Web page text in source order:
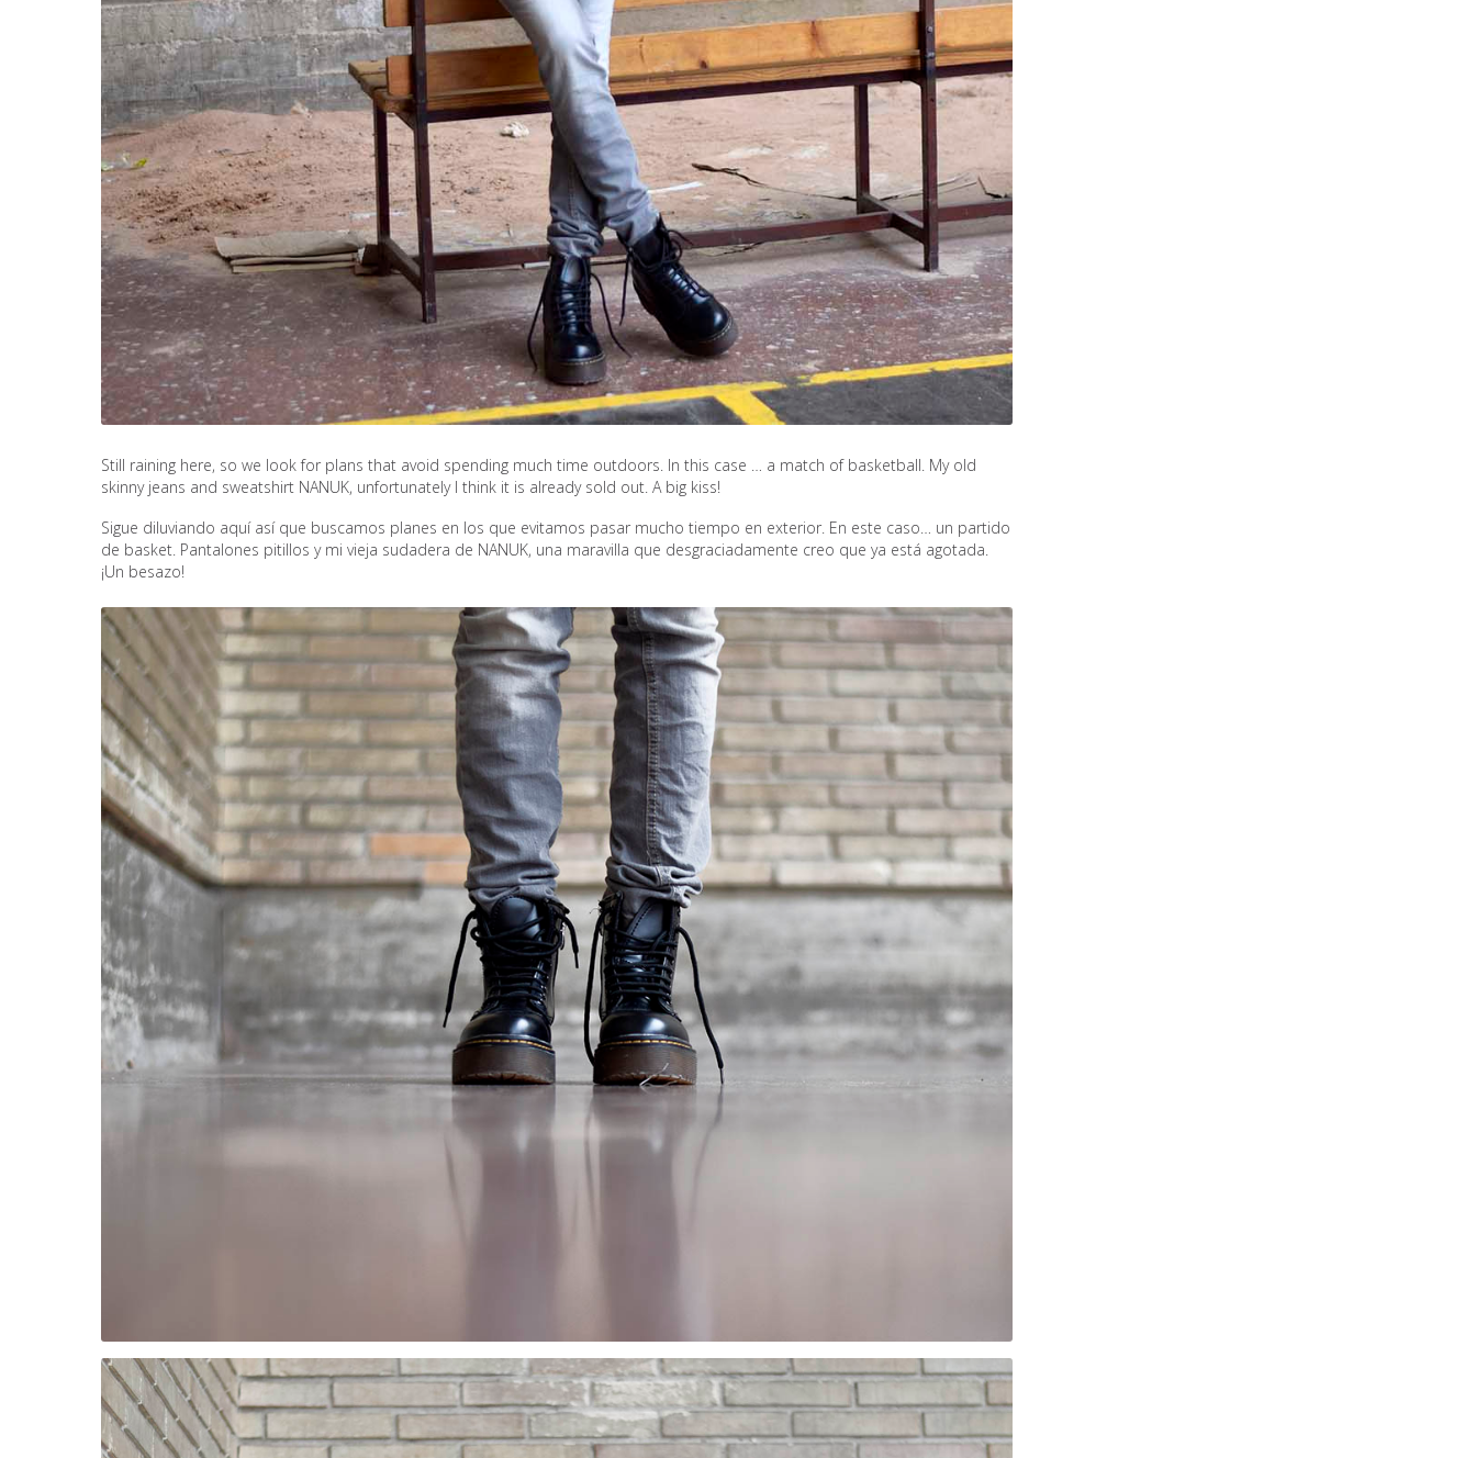
Still raining here, so we look for plans that avoid spending much time outdoors. In this case … a match of basketball. My old
skinny jeans and sweatshirt NANUK, unfortunately I think it is already sold out. A big kiss!
Sigue diluviando aquí así que buscamos planes en los que evitamos pasar mucho tiempo en exterior. En este caso… un partido
de basket. Pantalones pitillos y mi vieja sudadera de NANUK, una maravilla que desgraciadamente creo que ya está agotada.
¡Un besazo!